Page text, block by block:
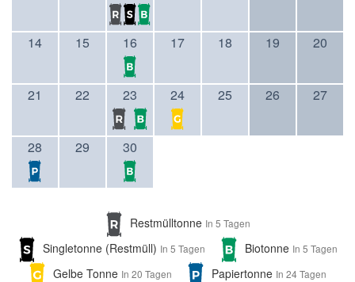
14 15 16 17 18 19 20
21 22 23 24 25 26 27
28 29 30
Restmülltonne In 5 Tagen
Singletonne (Restmüll) In 5 Tagen Biotonne In 5 Tagen
Gelbe Tonne In 20 Tagen Papiertonne In 24 Tagen